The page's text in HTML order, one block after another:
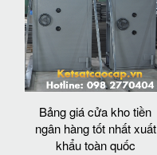
Bảng giá cửa kho tiền
ngân hàng tốt nhất xuất
khẩu toàn quốc